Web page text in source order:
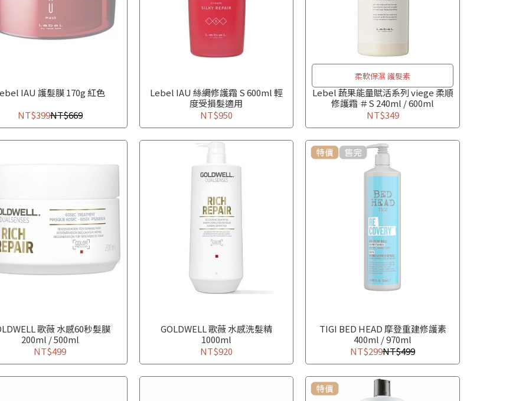
IAU 護髮膜 170g 紅色
NT$399NT$669
Lebel IAU 絲綢修護霜 S 600ml 輕
度受損髮適用
NT$950
柔軟保濕 護髮素
Lebel 蔬果能量賦活系列 viege 柔順
修護霜 ＃S 240ml / 600ml
NT$349
歌薇 水感60秒髮膜
200ml / 500ml
NT$499
GOLDWELL 歌薇 水感洗髮精
1000ml
NT$920
TIGI BED HEAD 摩登重建修護素
400ml / 970ml
NT$299NT$499